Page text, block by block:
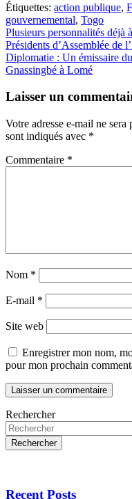
Étiquettes: action publique,
gouvernemental, Togo
Navigation
de
l’article
Plusieurs personnalités déjà
Présidents d’Assemblée de
Diplomatie : Un émissaire
Gnassingbé à Lomé
Laisser un
Votre adresse e-mail ne sera
sont indiqués avec *
Commentaire *
Nom *
E-mail *
Site web
Enregistrer mon nom,
pour mon prochain
Rechercher
Rechercher
Recent Posts